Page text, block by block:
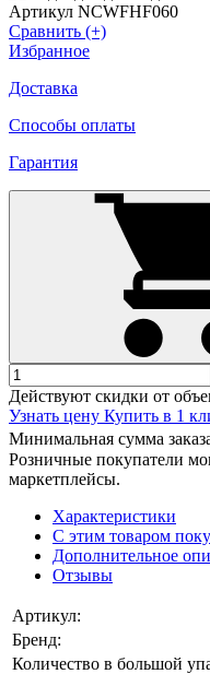
Артикул NCWFHF060
Сравнить (+)
Избранное
Доставка
Способы оплаты
Гарантия
Действуют скидки от
Узнать цену Купить в 1
Минимальная сумма
Розничные покупатели
маркетплейсы.
Характеристики
С этим товаром
Дополнительное
Отзывы
Артикул:
Бренд:
Количество в большой